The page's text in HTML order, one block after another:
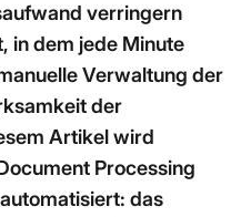
verringern
in dem jede Minute
Verwaltung der
der
Artikel wird
Processing
das